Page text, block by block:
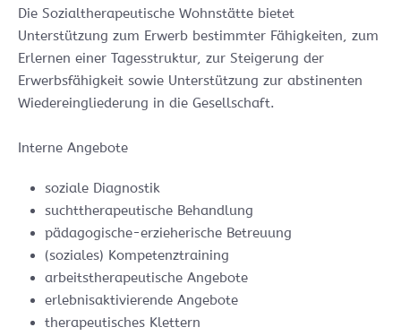
Die Sozialtherapeutische Wohnstätte bietet
Unterstützung zum Erwerb bestimmter Fähigkeiten, zum
Erlernen einer Tagesstruktur, zur Steigerung der
Erwerbsfähigkeit sowie Unterstützung zur abstinenten
Wiedereingliederung in die Gesellschaft.
Interne Angebote
soziale Diagnostik
suchttherapeutische Behandlung
pädagogische-erzieherische Betreuung
(soziales) Kompetenztraining
arbeitstherapeutische Angebote
erlebnisaktivierende Angebote
therapeutisches Klettern